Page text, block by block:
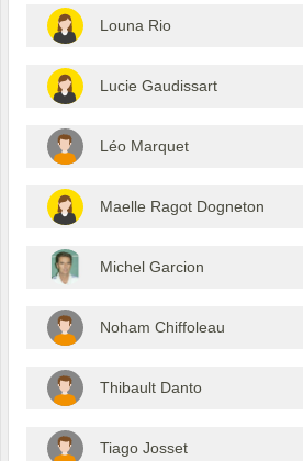
Louna Rio
Lucie Gaudissart
Léo Marquet
Maelle Ragot Dogneton
Michel Garcion
Noham Chiffoleau
Thibault Danto
Tiago Josset